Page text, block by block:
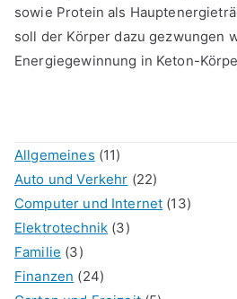
sowie Protein als
soll der Körper dazu gezwungen
Energiegewinnung in Keton-
Allgemeines (11)
Auto und Verkehr (22)
Computer und Internet (13)
Elektrotechnik (3)
Familie (3)
Finanzen (24)